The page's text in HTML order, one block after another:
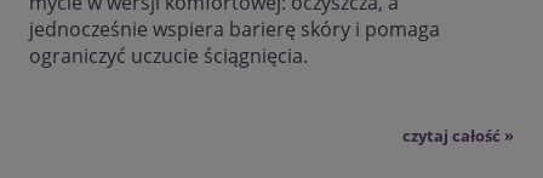
jednocześnie wspiera barierę skóry i pomaga
ograniczyć uczucie ściągnięcia.
czytaj całość »